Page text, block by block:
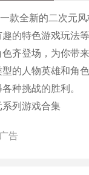
款全新的二次元
的特色游戏玩法
齐登场，为你带
的人物英雄和角
种挑战的胜利。
列游戏合集
游戏特点
告